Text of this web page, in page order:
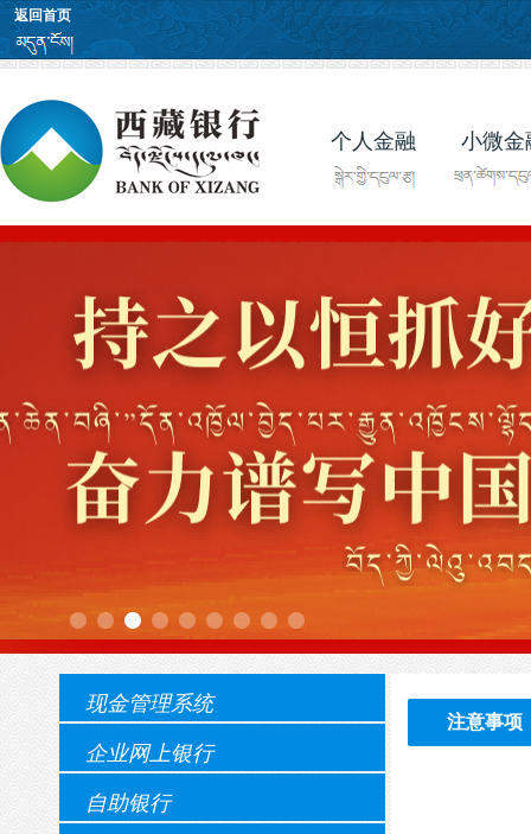
返回首页
个人金融 小微金
现金管理系统
企业网上银行
自助银行
注意事项